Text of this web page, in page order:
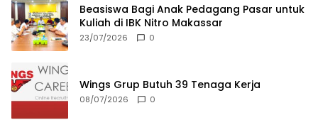
Beasiswa Bagi Anak Pedagang Pasar untuk
Kuliah di IBK Nitro Makassar
23/07/2026 0
Wings Grup Butuh 39 Tenaga Kerja
08/07/2026 0